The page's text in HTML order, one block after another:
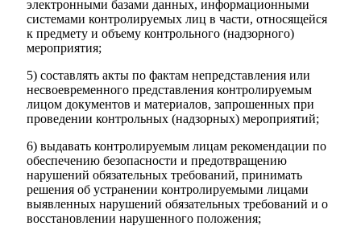
электронными базами данных, информационными
системами контролируемых лиц в части, относящейся
к предмету и объему контрольного (надзорного)
мероприятия;
5) составлять акты по фактам непредставления или
несвоевременного представления контролируемым
лицом документов и материалов, запрошенных при
проведении контрольных (надзорных) мероприятий;
6) выдавать контролируемым лицам рекомендации по
обеспечению безопасности и предотвращению
нарушений обязательных требований, принимать
решения об устранении контролируемыми лицами
выявленных нарушений обязательных требований и о
восстановлении нарушенного положения;